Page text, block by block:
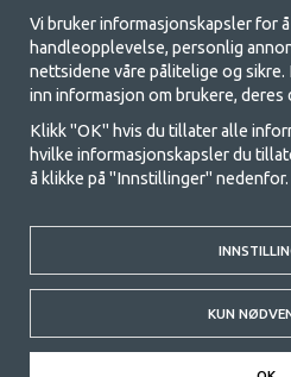
GetCamping - Din
og
Camping kan enten være en livsstil
felles eventyr. Uansett hvilken
campe, og derfor tilbyr vi
campingfortelt og alt annet utstyr for
er å tilby det beste campingutstyret
kvalitet og funksjonalitet. Ta gjerne
savner eller ønsker
© 2020 GetCamping.
Vi bruker informasjonskapsler for
handleopplevelse, personlig
nettsidene våre pålitelige og
inn informasjon om brukere, deres
Klikk "OK" hvis du tillater alle
hvilke informasjonskapsler du
å klikke på "Innstillinger" nedenfor.
KUN